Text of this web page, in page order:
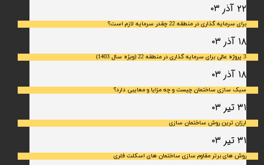
۲۲ آذر ۰۳
برای سرمایه‌ گذاری در منطقه 22 چقدر سرمایه لازم است؟
۱۸ آذر ۰۳
3 پروژه عالی برای سرمایه گذاری در منطقه 22 (ویژه سال 1403)
۱۸ آذر ۰۳
سبک سازی ساختمان چیست و چه مزایا و معایبی دارد؟
۳۱ تیر ۰۳
ارزان ترین روش ساختمان سازی
۳۱ تیر ۰۳
روش های برتر مقاوم سازی ساختمان های اسکلت فلری